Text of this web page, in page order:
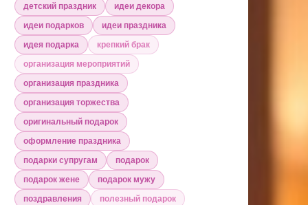
детский праздник
идеи декора
идеи подарков
идеи праздника
идея подарка
крепкий брак
организация мероприятий
организация праздника
организация торжества
оригинальный подарок
оформление праздника
подарки супругам
подарок
подарок жене
подарок мужу
поздравления
полезный подарок